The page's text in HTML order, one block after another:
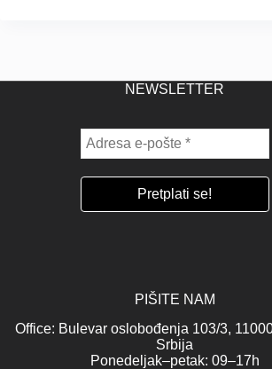
NEWSLETTER
PIŠITE NAM
Office: Bulevar oslobođenja 103/3,
Srbija
Ponedeljak–petak: 09–17h